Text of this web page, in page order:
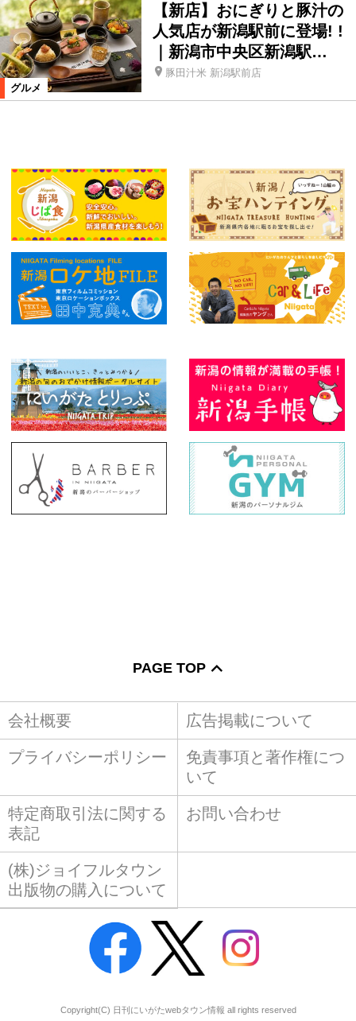
グルメ
【新店】おにぎりと豚汁の
人気店が新潟駅前に登場! !
｜新潟市中央区新潟駅…
豚田汁米 新潟駅前店
PAGE TOP
会社概要 広告掲載について
プライバシーポリシー
免責事項と著作権につ
いて
特定商取引法に関する
表記
お問い合わせ
(株)ジョイフルタウン
出版物の購入について
Copyright(C) 日刊にいがたwebタウン情報 all rights reserved